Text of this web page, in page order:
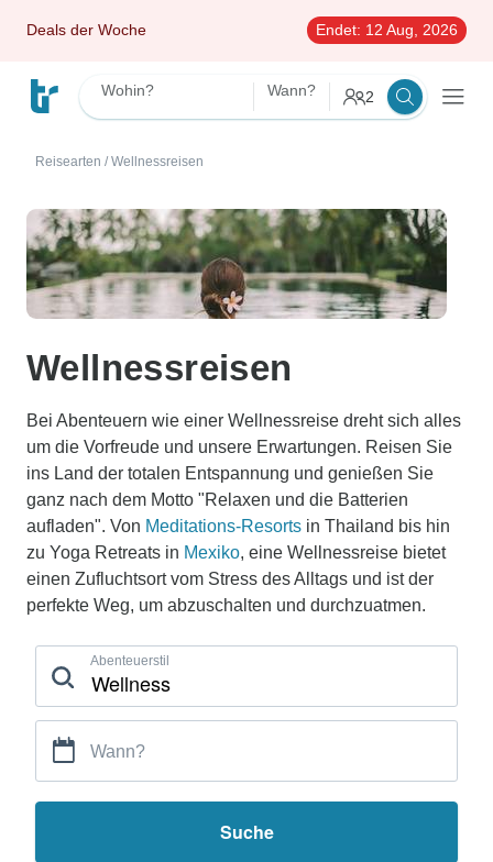
Deals der Woche Endet: 12 Aug, 2026
Wohin? Wann? 2
Reisearten / Wellnessreisen
Wellnessreisen
Bei Abenteuern wie einer Wellnessreise dreht sich alles
um die Vorfreude und unsere Erwartungen. Reisen Sie
ins Land der totalen Entspannung und genießen Sie
ganz nach dem Motto "Relaxen und die Batterien
aufladen". Von Meditations-Resorts in Thailand bis hin
zu Yoga Retreats in Mexiko, eine Wellnessreise bietet
einen Zufluchtsort vom Stress des Alltags und ist der
perfekte Weg, um abzuschalten und durchzuatmen.
Abenteuerstil
Wann?
Suche